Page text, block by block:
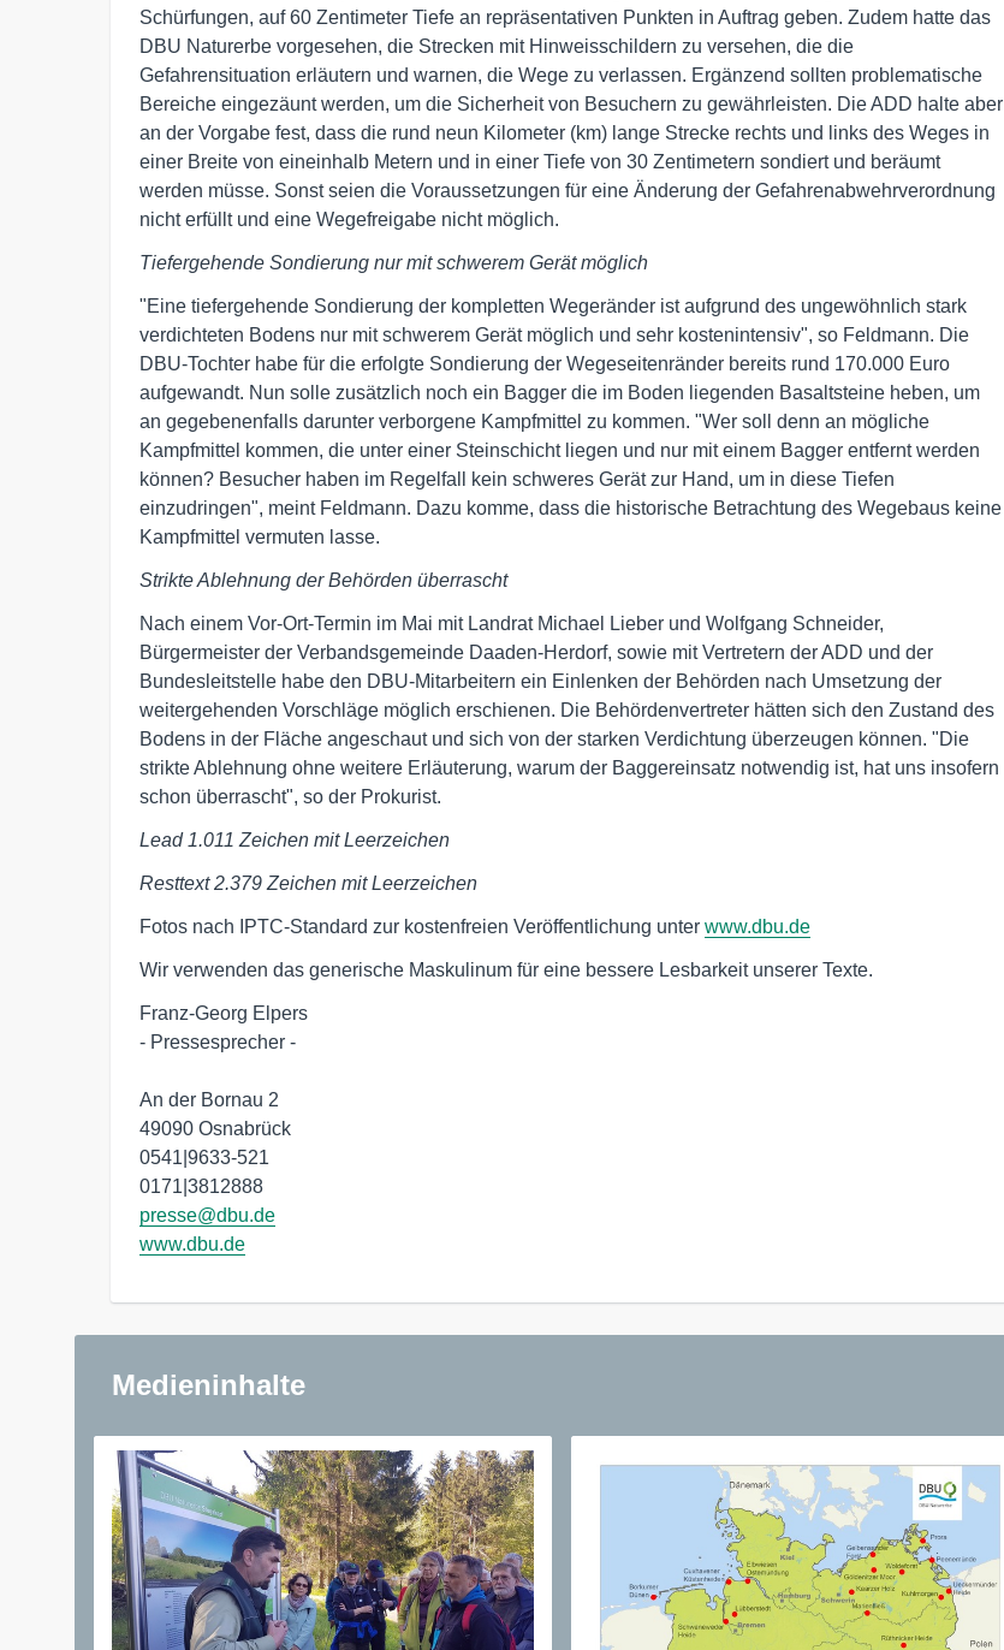
Schürfungen, auf 60 Zentimeter Tiefe an repräsentativen Punkten in Auftrag geben. Zudem hatte das
DBU Naturerbe vorgesehen, die Strecken mit Hinweisschildern zu versehen, die die
Gefahrensituation erläutern und warnen, die Wege zu verlassen. Ergänzend sollten problematische
Bereiche eingezäunt werden, um die Sicherheit von Besuchern zu gewährleisten. Die ADD halte aber
an der Vorgabe fest, dass die rund neun Kilometer (km) lange Strecke rechts und links des Weges in
einer Breite von eineinhalb Metern und in einer Tiefe von 30 Zentimetern sondiert und beräumt
werden müsse. Sonst seien die Voraussetzungen für eine Änderung der Gefahrenabwehrverordnung
nicht erfüllt und eine Wegefreigabe nicht möglich.
Tiefergehende Sondierung nur mit schwerem Gerät möglich
"Eine tiefergehende Sondierung der kompletten Wegeränder ist aufgrund des ungewöhnlich stark
verdichteten Bodens nur mit schwerem Gerät möglich und sehr kostenintensiv", so Feldmann. Die
DBU-Tochter habe für die erfolgte Sondierung der Wegeseitenränder bereits rund 170.000 Euro
aufgewandt. Nun solle zusätzlich noch ein Bagger die im Boden liegenden Basaltsteine heben, um
an gegebenenfalls darunter verborgene Kampfmittel zu kommen. "Wer soll denn an mögliche
Kampfmittel kommen, die unter einer Steinschicht liegen und nur mit einem Bagger entfernt werden
können? Besucher haben im Regelfall kein schweres Gerät zur Hand, um in diese Tiefen
einzudringen", meint Feldmann. Dazu komme, dass die historische Betrachtung des Wegebaus keine
Kampfmittel vermuten lasse.
Strikte Ablehnung der Behörden überrascht
Nach einem Vor-Ort-Termin im Mai mit Landrat Michael Lieber und Wolfgang Schneider,
Bürgermeister der Verbandsgemeinde Daaden-Herdorf, sowie mit Vertretern der ADD und der
Bundesleitstelle habe den DBU-Mitarbeitern ein Einlenken der Behörden nach Umsetzung der
weitergehenden Vorschläge möglich erschienen. Die Behördenvertreter hätten sich den Zustand des
Bodens in der Fläche angeschaut und sich von der starken Verdichtung überzeugen können. "Die
strikte Ablehnung ohne weitere Erläuterung, warum der Baggereinsatz notwendig ist, hat uns insofern
schon überrascht", so der Prokurist.
Lead 1.011 Zeichen mit Leerzeichen
Resttext 2.379 Zeichen mit Leerzeichen
Fotos nach IPTC-Standard zur kostenfreien Veröffentlichung unter www.dbu.de
Wir verwenden das generische Maskulinum für eine bessere Lesbarkeit unserer Texte.
Franz-Georg Elpers
- Pressesprecher -
An der Bornau 2
49090 Osnabrück
0541|9633-521
presse@dbu.de
www.dbu.de
Medieninhalte